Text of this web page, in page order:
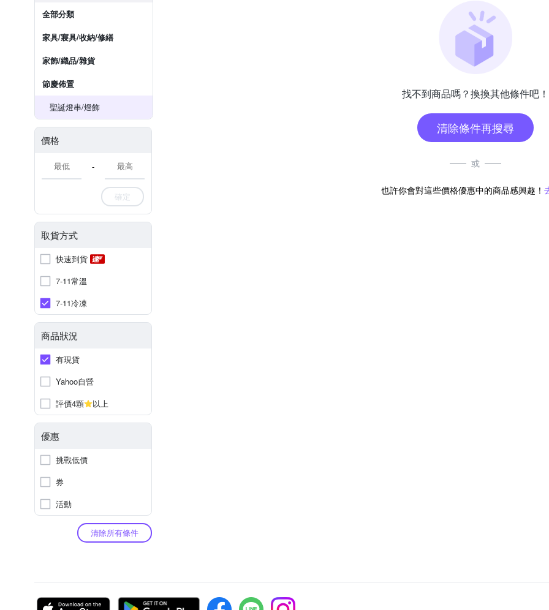
全部分類
家具/寢具/收納/修繕
家飾/織品/雜貨
節慶佈置
聖誕燈串/燈飾
價格
-
確定
取貨方式
快速到貨
7-11常溫
7-11冷凍
商品狀況
有現貨
Yahoo自營
評價4顆
以上
優惠
挑戰低價
券
活動
清除所有條件
找不到商品嗎？換換其他條件吧！
清除條件再搜尋
或
也許你會對這些價格優惠中的商品感興趣！